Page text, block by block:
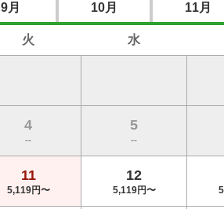
9月 10月 11月
火 水
4
--
5
--
11
5,119円〜
12
5,119円〜